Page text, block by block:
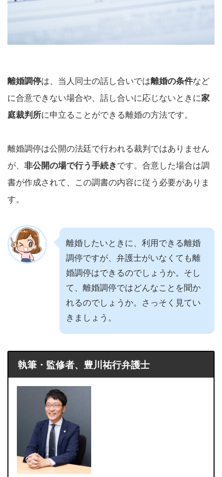
離婚調停は、当人同士の話し合いでは離婚の条件など
に合意できない場合や、話し合いに応じないときに家
庭裁判所に申立ることができる離婚の方法です。
離婚調停は公開の法廷で行われる裁判ではありません
が、 非公開の場で行う手続き です。合意した場合は調
書が作成されて、この調書の内容に従う必要がありま
す。
離婚したいときに、利用できる離婚
調停ですが、弁護士がいなくても離
婚調停はできるのでしょうか。そし
て、離婚調停ではどんなことを聞か
れるのでしょうか。さっそく見てい
きましょう。
執筆・監修者、豊川祐行弁護士